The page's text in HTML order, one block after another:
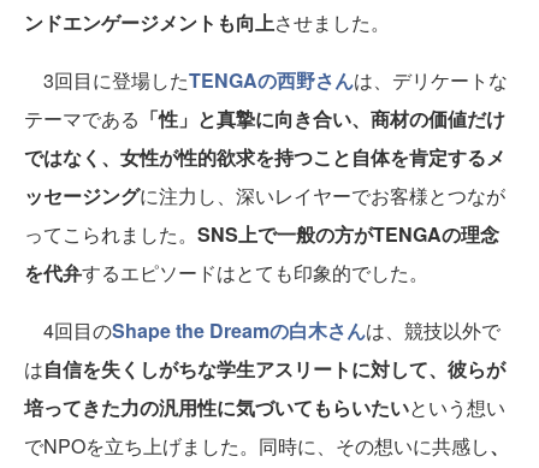
ンドエンゲージメントも向上させました。
3回目に登場したTENGAの西野さんは、デリケートな
テーマである 「性」と真摯に向き合い、商材の価値だけ
ではなく、女性が性的欲求を持つこと自体を肯定するメ
ッセージングに注力し、深いレイヤーでお客様とつなが
ってこられました。 SNS上で一般の方がTENGAの理念
を代弁するエピソードはとても印象的でした。
4回目のShape the Dreamの白木さんは、競技以外で
は自信を失くしがちな学生アスリートに対して、彼らが
培ってきた力の汎用性に気づいてもらいたいという想い
でNPOを立ち上げました。同時に、その想いに共感し、